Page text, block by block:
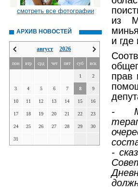
смотреть все фотографии
АРХИВ НОВОСТЕЙ
август 2026
пон втр срд чет пят суб вск
1 2
3 4 5 6 7 8 9
10 11 12 13 14 15 16
17 18 19 20 21 22 23
24 25 26 27 28 29 30
31
из
и где
прав
-
-